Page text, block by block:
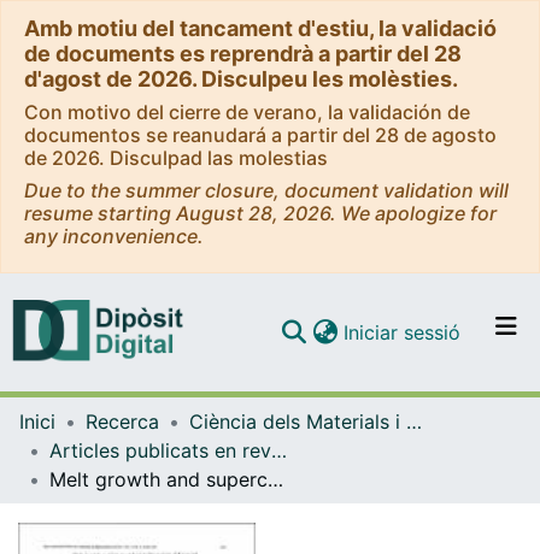
Amb motiu del tancament d'estiu, la validació
de documents es reprendrà a partir del 28
d'agost de 2026. Disculpeu les molèsties.
Con motivo del cierre de verano, la validación de
documentos se reanudará a partir del 28 de agosto
de 2026. Disculpad las molestias
Due to the summer closure, document validation will
resume starting August 28, 2026. We apologize for
any inconvenience.
Navega per tot el DD
Contacte
Iniciar sessió (current)
Inici Recerca
Ciència dels Materials i Química Física
Articles publicats en revistes (Ciència dels Materials i Química Física)
Melt growth and superconducting properties of textured Ag-YBa2 Cu3O7 conductors